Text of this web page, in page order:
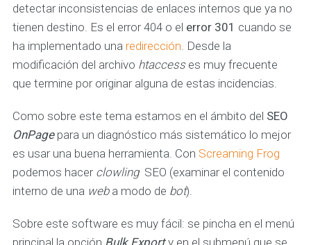
detectar inconsistencias de enlaces internos que ya no
tienen destino. Es el error 404 o el error 301 cuando se
ha implementado una redirección . Desde la
modificación del archivo htaccess es muy frecuente
que termine por originar alguna de estas incidencias.
Como sobre este tema estamos en el ámbito del SEO
OnPage para un diagnóstico más sistemático lo mejor
es usar una buena herramienta. Con Screaming Frog
podemos hacer clowlingSEO (examinar el contenido
interno de una weba modo de bot).
Sobre este software es muy fácil: se pincha en el menú
principal la opción Bulk Exporty en el submenú que se